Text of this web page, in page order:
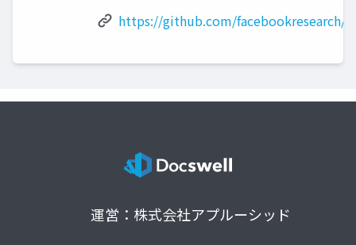
https://github.com/facebookresearch/
運営：株式会社アプルーシッド